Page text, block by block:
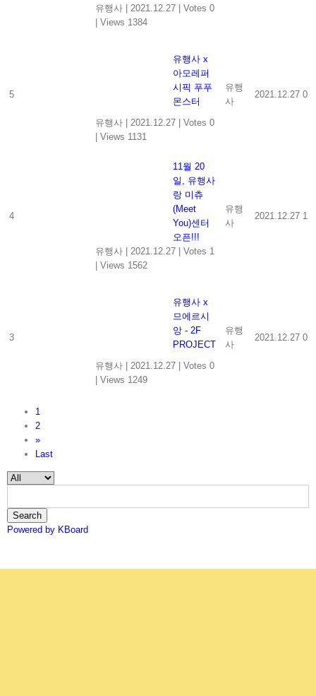
유행사 | 2021.12.27 | Votes 0
| Views 1384
5
유행사 x
아모레퍼
시픽 푸푸
몬스터
유행사 | 2021.12.27 | Votes 0
| Views 1131
유행
사
2021.12.27 0
4
11월 20
일, 유행사
랑 미츄
(Meet
You)센터
오픈!!!
유행사 | 2021.12.27 | Votes 1
| Views 1562
유행
사
2021.12.27 1
3
유행사 x
므에르시
앙 - 2F
PROJECT
유행사 | 2021.12.27 | Votes 0
| Views 1249
유행
사
2021.12.27 0
1
2
»
Last
Search
Powered by KBoard